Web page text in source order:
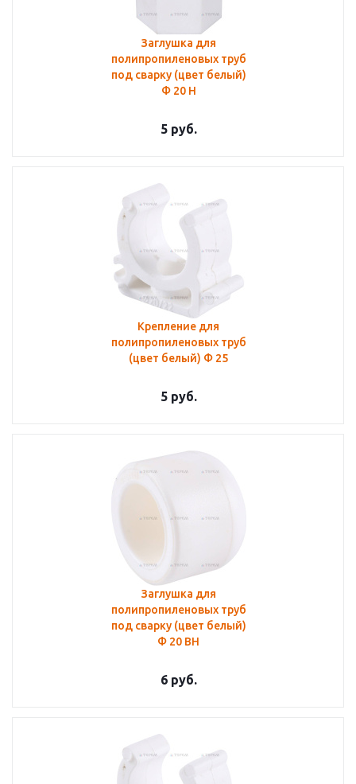
Заглушка для
полипропиленовых труб
под сварку (цвет белый)
Ф 20 Н
5руб.
Крепление для
полипропиленовых труб
(цвет белый) Ф 25
5руб.
Заглушка для
полипропиленовых труб
под сварку (цвет белый)
Ф 20 ВН
6руб.